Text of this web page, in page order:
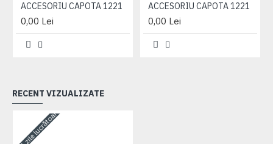
ACCESORIU CAPOTA 1221
0,00 Lei
ACCESORIU CAPOTA 1221
0,00 Lei
RECENT VIZUALIZATE
3-5 zile lucrătoare